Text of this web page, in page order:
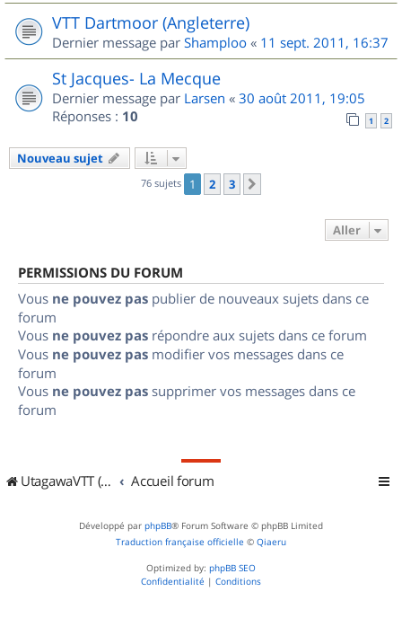
VTT Dartmoor (Angleterre)
Dernier message par Shamploo « 11 sept. 2011, 16:37
St Jacques- La Mecque
Dernier message par Larsen « 30 août 2011, 19:05
Réponses : 10 1 2
Nouveau sujet
76 sujets 1 2 3
Aller
PERMISSIONS DU FORUM
Vous ne pouvez pas publier de nouveaux sujets dans ce
forum
Vous ne pouvez pas répondre aux sujets dans ce forum
Vous ne pouvez pas modifier vos messages dans ce
forum
Vous ne pouvez pas supprimer vos messages dans ce
forum
UtagawaVTT (Randos VTT et VTTAE avec traces GPS) Accueil forum
Développé par phpBB® Forum Software © phpBB Limited
Traduction française officielle © Qiaeru
Optimized by: phpBB SEO
Confidentialité | Conditions